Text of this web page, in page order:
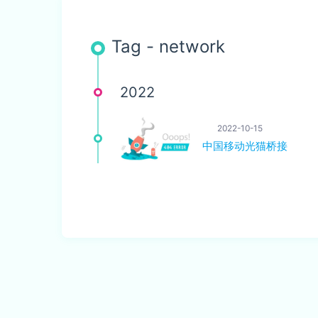
Tag - network
2022
2022-10-15
中国移动光猫桥接